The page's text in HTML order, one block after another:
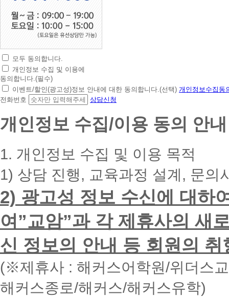
초
간
편
상
담
청
대
폰
입
력
시
면
빠
른
간
내
에
모두 동의합니다.
개인정보 수집 및 이용에
동의합니다.(필수)
이벤트/할인(광고성)정보 안내에 대한 동의합니다.(선택) 개인정보수집동
전화번호
상담신청
개인정보 수집/이용 동의 안내
1. 개인정보 수집 및 이용 목적
1) 상담 진행, 교육과정 설계, 문의
2) 광고성 정보 수신에 대하
여”교암”과 각 제휴사의 새
신 정보의 안내 등 회원의
(※제휴사 : 해커스어학원/위더스
해커스종로/해커스/해커스유학)